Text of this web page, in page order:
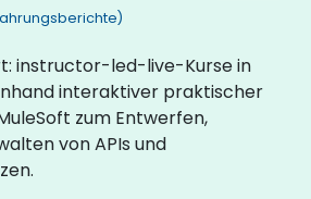
instructor-led-live-Kurse in
interaktiver praktischer
zum Entwerfen,
von APIs und